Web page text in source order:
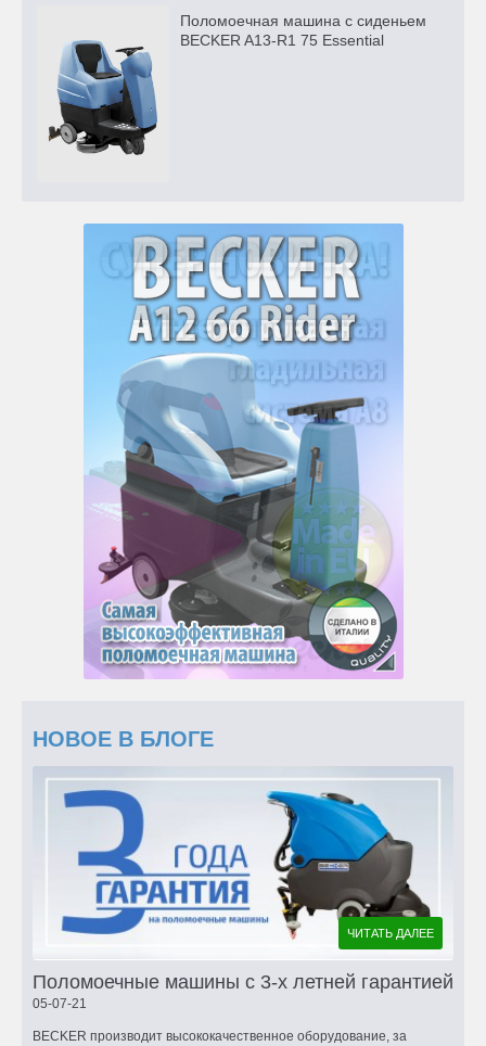
Поломоечная машина с сиденьем
BECKER A13-R1 75 Essential
НОВОЕ В БЛОГЕ
ЧИТАТЬ ДАЛЕЕ
Поломоечные машины с 3-х летней гарантией
05-07-21
BECKER производит высококачественное оборудование, за